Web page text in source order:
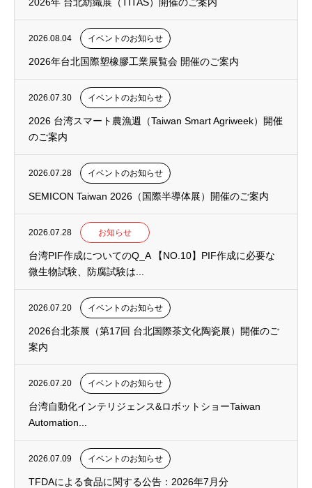
2026.08.04 イベントのお知らせ
2026年台北国際塑橡膠工業展覧会 開催のご案内
2026.07.30 イベントのお知らせ
2026 台湾スマート農漁週（Taiwan Smart Agriweek）開催
のご案内
2026.07.28 イベントのお知らせ
SEMICON Taiwan 2026（国際半導体展）開催のご案内
2026.07.28 お知らせ
台湾PIF作成についてのQ_A 【NO.10】PIF作成に必要な
微生物試験、防腐試験は...
2026.07.20 イベントのお知らせ
2026台北茶展（第17回 台北国際茶文化陶瓷展）開催のご
案内
2026.07.20 イベントのお知らせ
台湾自動化インテリジェンス&ロボットショーTaiwan
Automation...
2026.07.09 イベントのお知らせ
TFDAによる食品に関する公告：2026年7月分